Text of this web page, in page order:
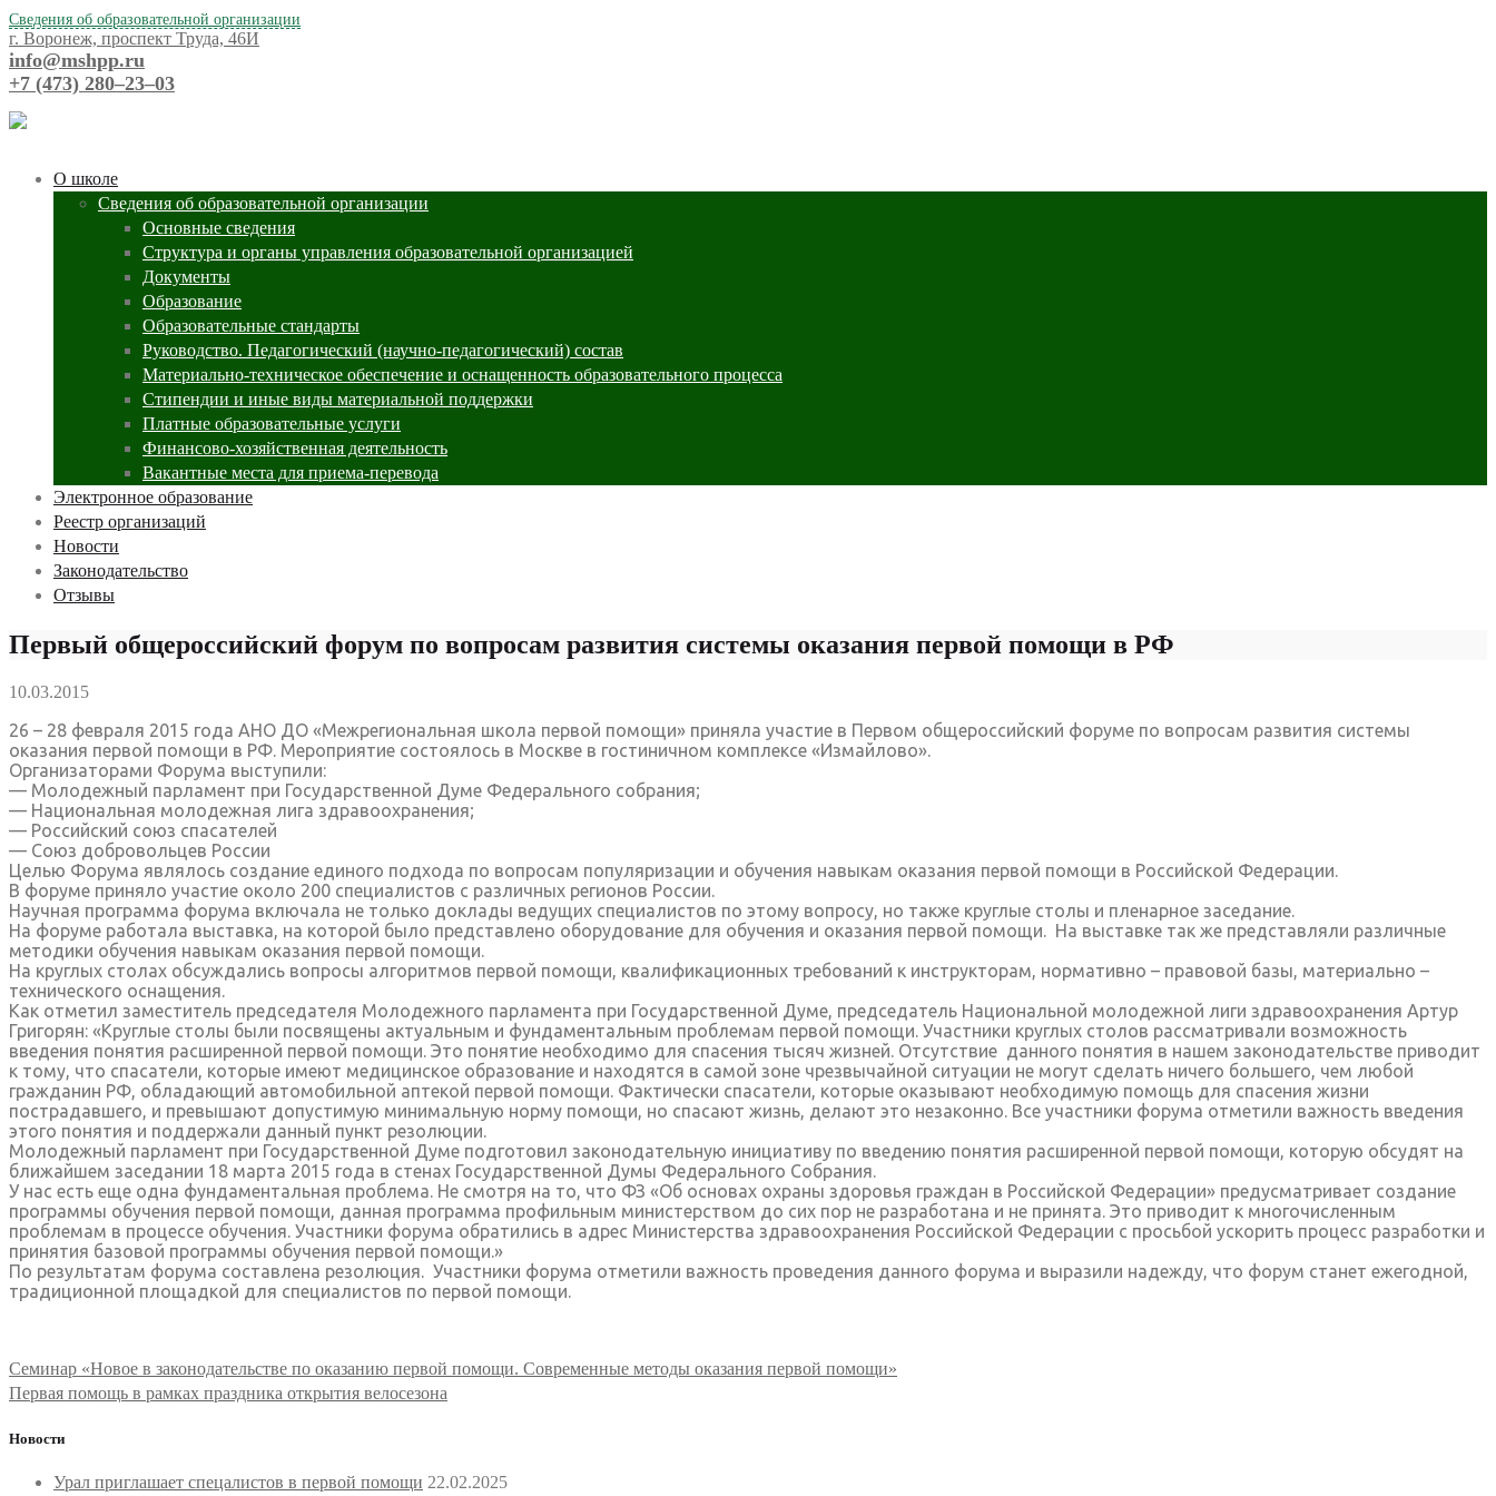
Сведения об образовательной организации
г. Воронеж, проспект Труда, 46И
info@mshpp.ru
+7 (473) 280‒23‒03
О школе
Сведения об образовательной организации
Основные сведения
Структура и органы управления образовательной организацией
Документы
Образование
Образовательные стандарты
Руководство. Педагогический (научно-педагогический) состав
Материально-техническое обеспечение и оснащенность образовательного процесса
Стипендии и иные виды материальной поддержки
Платные образовательные услуги
Финансово-хозяйственная деятельность
Вакантные места для приема-перевода
Электронное образование
Реестр организаций
Новости
Законодательство
Отзывы
Первый общероссийский форум по вопросам развития системы оказания первой помощи в РФ
10.03.2015
26 – 28 февраля 2015 года АНО ДО «Межрегиональная школа первой помощи» приняла участие в Первом общероссийский форуме по вопросам развития системы
оказания первой помощи в РФ. Мероприятие состоялось в Москве в гостиничном комплексе «Измайлово».
Организаторами Форума выступили:
— Молодежный парламент при Государственной Думе Федерального собрания;
— Национальная молодежная лига здравоохранения;
— Российский союз спасателей
— Союз добровольцев России
Целью Форума являлось создание единого подхода по вопросам популяризации и обучения навыкам оказания первой помощи в Российской Федерации.
В форуме приняло участие около 200 специалистов с различных регионов России.
Научная программа форума включала не только доклады ведущих специалистов по этому вопросу, но также круглые столы и пленарное заседание.
На форуме работала выставка, на которой было представлено оборудование для обучения и оказания первой помощи. На выставке так же представляли различные
методики обучения навыкам оказания первой помощи.
На круглых столах обсуждались вопросы алгоритмов первой помощи, квалификационных требований к инструкторам, нормативно – правовой базы, материально –
технического оснащения.
Как отметил заместитель председателя Молодежного парламента при Государственной Думе, председатель Национальной молодежной лиги здравоохранения Артур
Григорян: «Круглые столы были посвящены актуальным и фундаментальным проблемам первой помощи. Участники круглых столов рассматривали возможность
введения понятия расширенной первой помощи. Это понятие необходимо для спасения тысяч жизней. Отсутствие данного понятия в нашем законодательстве приводит
к тому, что спасатели, которые имеют медицинское образование и находятся в самой зоне чрезвычайной ситуации не могут сделать ничего большего, чем любой
гражданин РФ, обладающий автомобильной аптекой первой помощи. Фактически спасатели, которые оказывают необходимую помощь для спасения жизни
пострадавшего, и превышают допустимую минимальную норму помощи, но спасают жизнь, делают это незаконно. Все участники форума отметили важность введения
этого понятия и поддержали данный пункт резолюции.
Молодежный парламент при Государственной Думе подготовил законодательную инициативу по введению понятия расширенной первой помощи, которую обсудят на
ближайшем заседании 18 марта 2015 года в стенах Государственной Думы Федерального Собрания.
У нас есть еще одна фундаментальная проблема. Не смотря на то, что ФЗ «Об основах охраны здоровья граждан в Российской Федерации» предусматривает создание
программы обучения первой помощи, данная программа профильным министерством до сих пор не разработана и не принята. Это приводит к многочисленным
проблемам в процессе обучения. Участники форума обратились в адрес Министерства здравоохранения Российской Федерации с просьбой ускорить процесс разработки и
принятия базовой программы обучения первой помощи.»
По результатам форума составлена резолюция. Участники форума отметили важность проведения данного форума и выразили надежду, что форум станет ежегодной,
традиционной площадкой для специалистов по первой помощи.
Навигация
по
Семинар «Новое в законодательстве по оказанию первой помощи. Современные методы оказания первой помощи»
Первая помощь в рамках праздника открытия велосезона
Новости
Урал приглашает спецалистов в первой помощи 22.02.2025